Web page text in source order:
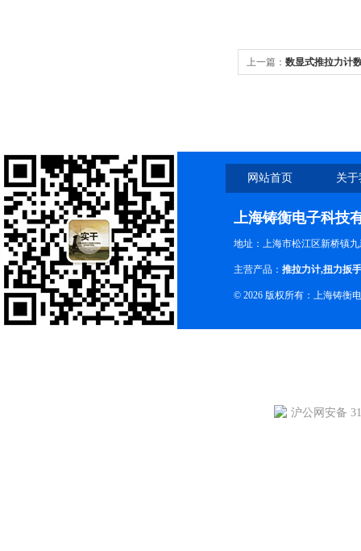
上一篇： 数显式推拉力计
网站首页 关
上海铸衡电子科技
地址：上海市松江区新桥镇
主营产品： 推拉力计,扭力扳手
© 2026 版权所有：上海铸衡
沪公网安备